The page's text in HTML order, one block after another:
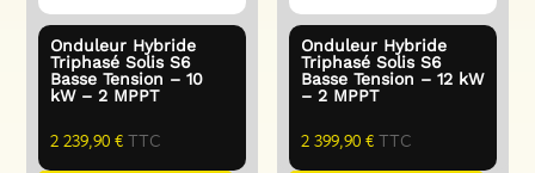
Onduleur Hybride
Triphasé Solis S6
Basse Tension – 10
kW – 2 MPPT
2 239,90€TTC
Onduleur Hybride
Triphasé Solis S6
Basse Tension – 12 kW
– 2 MPPT
2 399,90€TTC